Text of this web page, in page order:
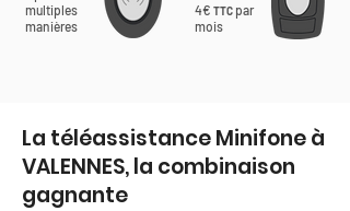
multiples
manières
4€ TTC par
mois
La téléassistance Minifone à
VALENNES, la combinaison
gagnante